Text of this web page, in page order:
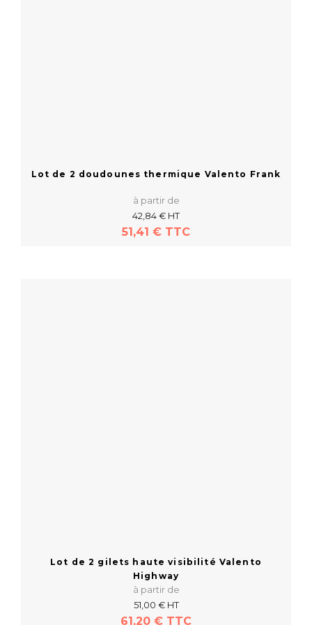
Lot de 2 doudounes thermique Valento Frank
à partir de
42,84 € HT
51,41 € TTC
Lot de 2 gilets haute visibilité Valento
Highway
à partir de
51,00 € HT
61,20 € TTC